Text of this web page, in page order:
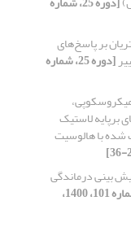
بر پاسخ‌های
[دوره 25، شماره
برپایه لاستیک
شده با هالوسیت
بینی درماندگی
[دوره 25، شماره 101، 1400،